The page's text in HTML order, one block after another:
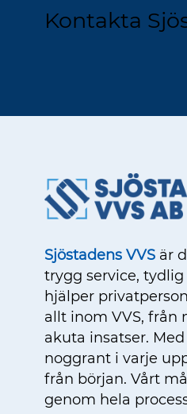
Kontakta
Sjöstadens VVS är
trygg service,
hjälper
allt inom VVS, från
akuta insatser.
noggrant i varje
från början. Vårt
genom hela